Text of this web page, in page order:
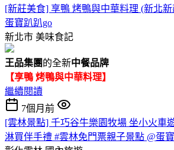
[新莊美食] 享鴨 烤鴨與中華料理 (新北新
蛋寶趴趴go
新北市 美味食記
王品集團的全新中餐品牌
【享鴨 烤鴨與中華料理】
繼續閱讀
7個月前
[雲林景點] 千巧谷牛樂園牧場 坐小火車
淋買伴手禮 #雲林免門票親子景點 @蛋